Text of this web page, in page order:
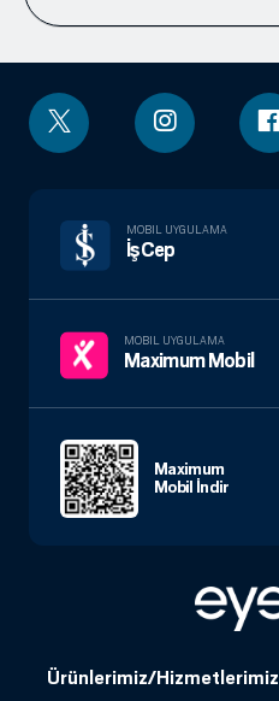
Ürünlerimiz/Hizmetlerimiz
MOBIL UYGULAMA
İşCep
MOBIL UYGULAMA
Maximum Mobil
Maximum
Mobil İndir